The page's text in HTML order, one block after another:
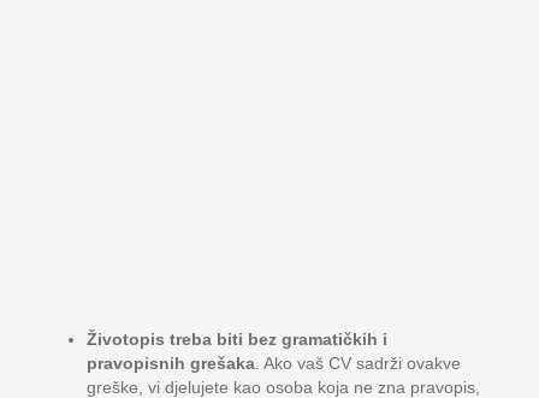
Životopis treba biti bez gramatičkih i
pravopisnih grešaka. Ako vaš CV sadrži ovakve
greške, vi djelujete kao osoba koja ne zna pravopis,